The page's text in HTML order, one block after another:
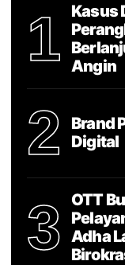
1
Kasus
Angin
2
Brand
Digital
3
OTT
Adha